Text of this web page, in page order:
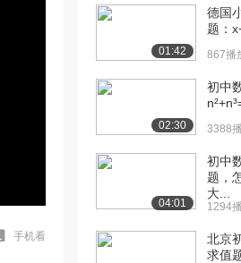
手机看
01:42
德国
题：
867播
02:30
初中
3388
04:01
初中
题，
大...
1294
北京
求值